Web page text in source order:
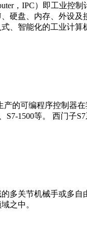
，IPC）即工业
硬盘、内存、外设
、智能化的工业计算
产的可编程序控制器
、S7-1500等。 西门
多关节机械手或多
之中。